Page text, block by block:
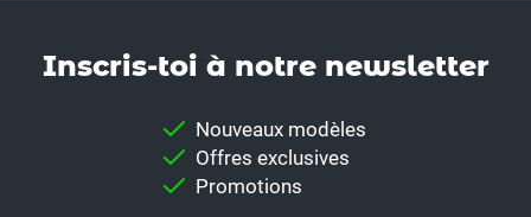
Inscris-toi à notre news­letter
Nouveaux modèles
Offres exclusives
Promotions